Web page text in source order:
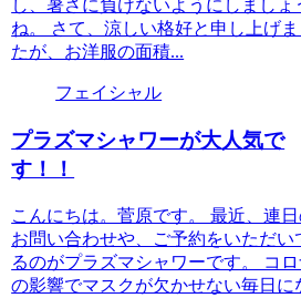
し、暑さに負けないようにしましょ
ね。 さて、涼しい格好と申し上げま
たが、お洋服の面積...
フェイシャル
プラズマシャワーが大人気で
す！！
こんにちは。菅原です。 最近、連
お問い合わせや、ご予約をいただい
るのがプラズマシャワーです。 コロ
の影響でマスクが欠かせない毎日に